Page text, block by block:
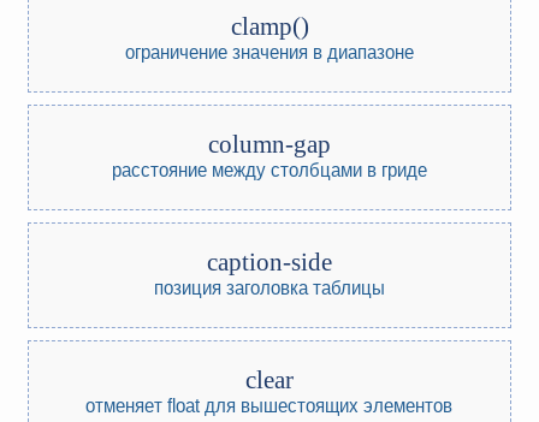
clamp()
ограничение значения в диапазоне
column-gap
расстояние между столбцами в гриде
caption-side
позиция заголовка таблицы
clear
отменяет float для вышестоящих элементов